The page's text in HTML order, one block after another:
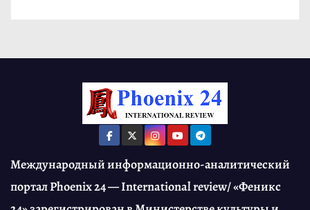
Международный информационно-аналитический
портал Phoenix 24 — International review/ «Феникс